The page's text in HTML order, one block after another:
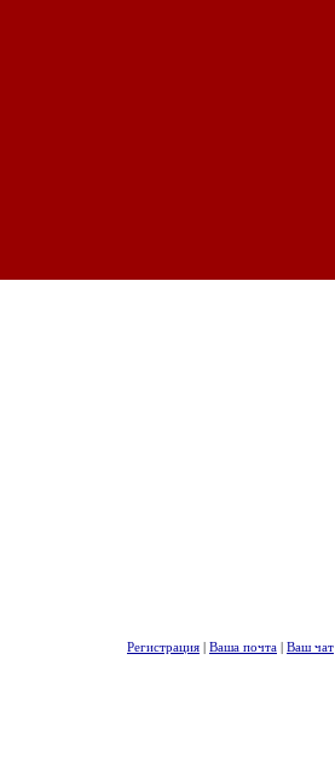
Регистрация | Ваша почта | Ваш чат